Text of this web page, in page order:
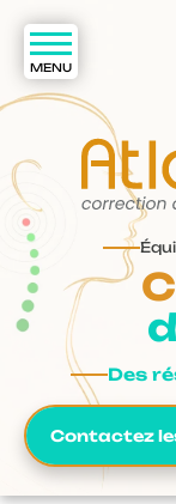
Des
Contactez